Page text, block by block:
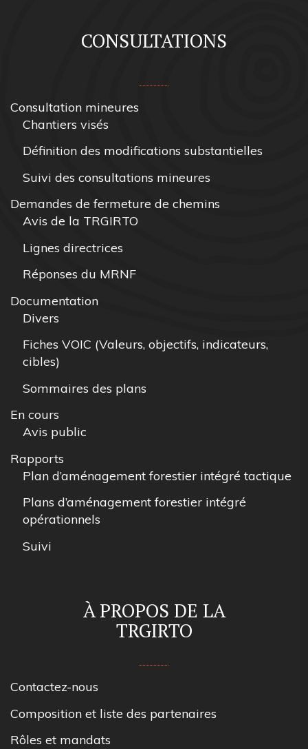
CONSULTATIONS
Consultation mineures
Chantiers visés
Définition des modifications substantielles
Suivi des consultations mineures
Demandes de fermeture de chemins
Avis de la TRGIRTO
Lignes directrices
Réponses du MRNF
Documentation
Divers
Fiches VOIC (Valeurs, objectifs, indicateurs,
cibles)
Sommaires des plans
En cours
Avis public
Rapports
Plan d’aménagement forestier intégré tactique
Plans d’aménagement forestier intégré
opérationnels
Suivi
À PROPOS DE LA
TRGIRTO
Contactez-nous
Composition et liste des partenaires
Rôles et mandats